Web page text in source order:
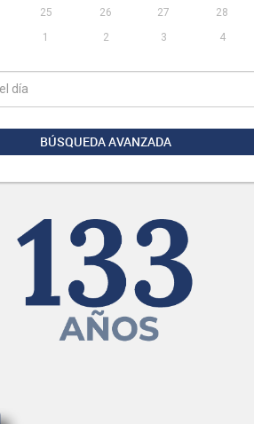
25 26 27
28
1 2 3 4
BÚSQUEDA AVANZADA